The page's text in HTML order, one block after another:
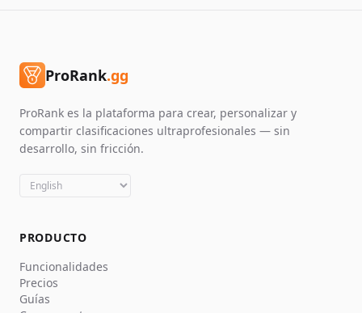
ProRank.gg
ProRank es la plataforma para crear, personalizar y
compartir clasificaciones ultraprofesionales — sin
desarrollo, sin fricción.
PRODUCTO
Funcionalidades
Precios
Guías